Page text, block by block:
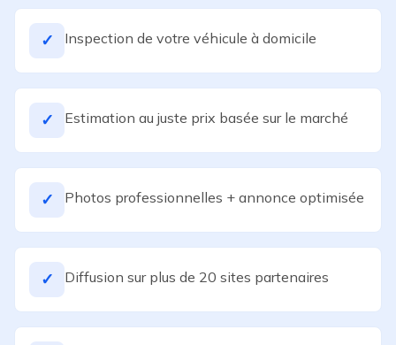
✓ Inspection de votre véhicule à domicile
✓ Estimation au juste prix basée sur le marché
✓ Photos professionnelles + annonce optimisée
✓ Diffusion sur plus de 20 sites partenaires